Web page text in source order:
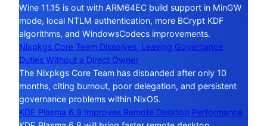
Wine 11.15 is out with ARM64EC build support in MinGW
mode, local NTLM authentication, more BCrypt KDF
algorithms, and WindowsCodecs improvements.
Nixpkgs Core Team Dissolves, Leaving Governance
Duties Without a Direct Owner
The Nixpkgs Core Team has disbanded after only 10
months, citing burnout, poor delegation, and persistent
governance problems within NixOS.
KDE Plasma 6.8 Improves Remote Desktop Performance